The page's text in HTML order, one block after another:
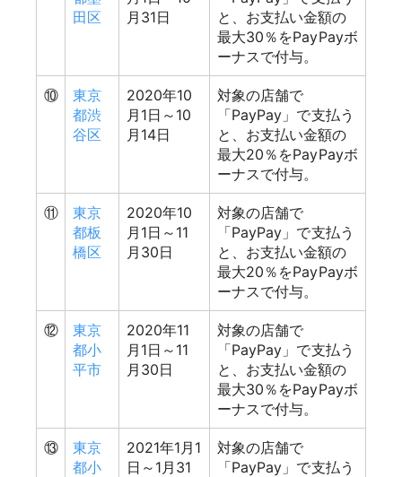
田区
月31日
と、お支払い金額の
最大30％をPayPayボ
ーナスで付与。
⑩
東京
都渋
谷区
2020年10
月1日～10
月14日
対象の店舗で
「PayPay」で支払う
と、お支払い金額の
最大20％をPayPayボ
ーナスで付与。
⑪
東京
都板
橋区
2020年10
月1日～11
月30日
対象の店舗で
「PayPay」で支払う
と、お支払い金額の
最大20％をPayPayボ
ーナスで付与。
⑫
東京
都小
平市
2020年11
月1日～11
月30日
対象の店舗で
「PayPay」で支払う
と、お支払い金額の
最大30％をPayPayボ
ーナスで付与。
⑬
東京
都小
2021年1月1
日～1月31
対象の店舗で
「PayPay」で支払う